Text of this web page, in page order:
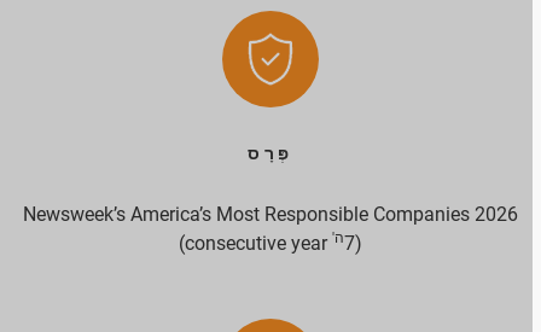
פְּרָס
Newsweek’s America’s Most Responsible Companies 2026
ה'consecutive year)